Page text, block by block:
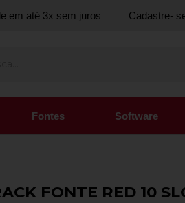
em até 3x sem juros Cadastre-
Fontes Software
FONTE RED 10